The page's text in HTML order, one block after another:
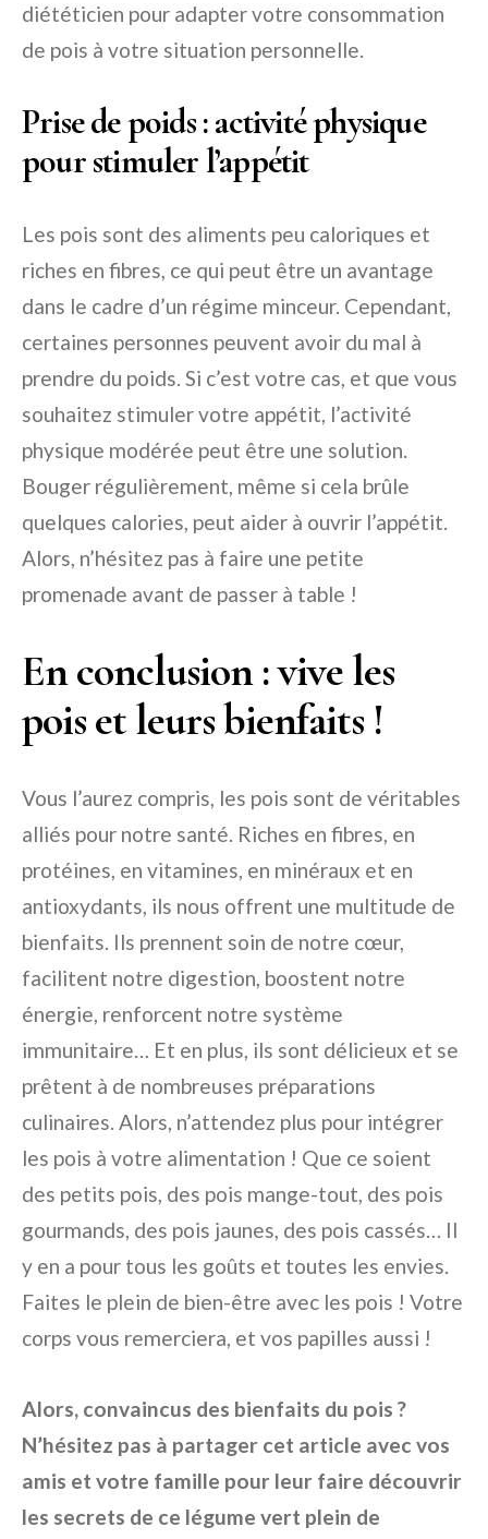
diététicien pour adapter votre consommation
de pois à votre situation personnelle.
Prise de poids : activité physique
pour stimuler l’appétit
Les pois sont des aliments peu caloriques et
riches en fibres, ce qui peut être un avantage
dans le cadre d’un régime minceur. Cependant,
certaines personnes peuvent avoir du mal à
prendre du poids. Si c’est votre cas, et que vous
souhaitez stimuler votre appétit, l’activité
physique modérée peut être une solution.
Bouger régulièrement, même si cela brûle
quelques calories, peut aider à ouvrir l’appétit.
Alors, n’hésitez pas à faire une petite
promenade avant de passer à table !
En conclusion : vive les
pois et leurs bienfaits !
Vous l’aurez compris, les pois sont de véritables
alliés pour notre santé. Riches en fibres, en
protéines, en vitamines, en minéraux et en
antioxydants, ils nous offrent une multitude de
bienfaits. Ils prennent soin de notre cœur,
facilitent notre digestion, boostent notre
énergie, renforcent notre système
immunitaire… Et en plus, ils sont délicieux et se
prêtent à de nombreuses préparations
culinaires. Alors, n’attendez plus pour intégrer
les pois à votre alimentation ! Que ce soient
des petits pois, des pois mange-tout, des pois
gourmands, des pois jaunes, des pois cassés… Il
y en a pour tous les goûts et toutes les envies.
Faites le plein de bien-être avec les pois ! Votre
corps vous remerciera, et vos papilles aussi !
Alors, convaincus des bienfaits du pois ?
N’hésitez pas à partager cet article avec vos
amis et votre famille pour leur faire découvrir
les secrets de ce légume vert plein de